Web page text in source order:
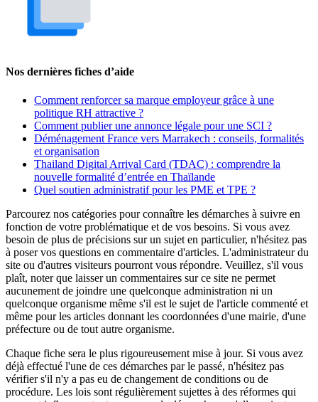
Nos dernières fiches d’aide
Comment renforcer sa marque employeur grâce à une
politique RH attractive ?
Comment publier une annonce légale pour une SCI ?
Déménagement France vers Marrakech : conseils, formalités
et organisation
Thailand Digital Arrival Card (TDAC) : comprendre la
nouvelle formalité d’entrée en Thaïlande
Quel soutien administratif pour les PME et TPE ?
Parcourez nos catégories pour connaître les démarches à suivre en
fonction de votre problématique et de vos besoins. Si vous avez
besoin de plus de précisions sur un sujet en particulier, n'hésitez pas
à poser vos questions en commentaire d'articles. L'administrateur du
site ou d'autres visiteurs pourront vous répondre. Veuillez, s'il vous
plaît, noter que laisser un commentaires sur ce site ne permet
aucunement de joindre une quelconque administration ni un
quelconque organisme même s'il est le sujet de l'article commenté et
même pour les articles donnant les coordonnées d'une mairie, d'une
préfecture ou de tout autre organisme.
Chaque fiche sera le plus rigoureusement mise à jour. Si vous avez
déjà effectué l'une de ces démarches par le passé, n'hésitez pas
vérifier s'il n'y a pas eu de changement de conditions ou de
procédure. Les lois sont régulièrement sujettes à des réformes qui